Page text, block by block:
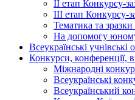
ІІ етап Конкурсу-
ІІІ етап Конкурсу-
Тематика та
На допомогу
Всеукраїнські учнівські
Конкурси, конференції,
Міжнародні
Всеукраїнські
Всеукраїнський